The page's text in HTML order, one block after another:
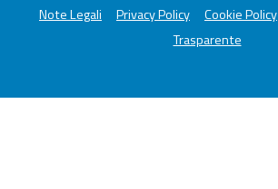
Note Legali Privacy Policy Cookie Policy
Trasparente